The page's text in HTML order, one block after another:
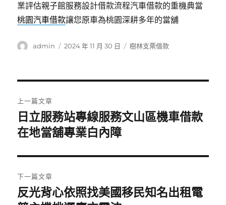
業評估親子館服務設計借款流程汽車借款的重機典當
桃園汽車借款讓您原車為桃園深耕多年的當舖
作
admin
發
2024 年 11 月 30 日
分
樹林支票借款
章
導
覽
上一篇文章
上
一
文
章:
日立服務站專線服務文山區機車借款
在地當舖專業白內障
下一篇文章
下
反光背心依照找美國移民知名出租電